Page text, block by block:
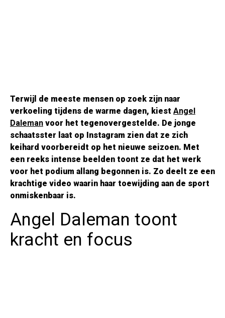
Terwijl de meeste mensen op zoek zijn naar
verkoeling tijdens de warme dagen, kiest Angel
Daleman voor het tegenovergestelde. De jonge
schaatsster laat op Instagram zien dat ze zich
keihard voorbereidt op het nieuwe seizoen. Met
een reeks intense beelden toont ze dat het werk
voor het podium allang begonnen is. Zo deelt ze een
krachtige video waarin haar toewijding aan de sport
onmiskenbaar is.
Angel Daleman toont
kracht en focus